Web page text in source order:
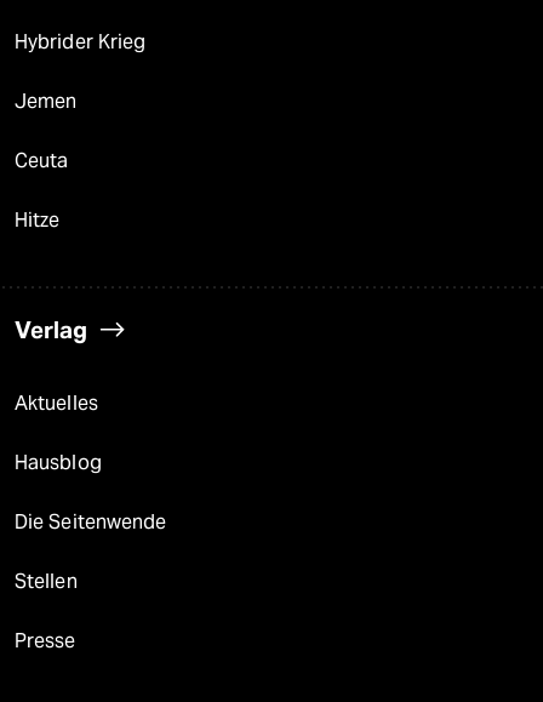
Hybrider Krieg
Jemen
Ceuta
Hitze
Verlag
Aktuelles
Hausblog
Die Seitenwende
Stellen
Presse